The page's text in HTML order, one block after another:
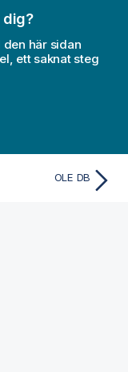
dig?
här sidan
ett saknat steg
OLE DB